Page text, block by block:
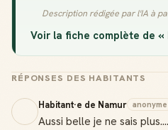
Description rédigée par l'IA à
Voir la fiche complète de «
RÉPONSES DES HABITANTS
Habitant·e de Namur anonyme
Aussi belle je ne sais